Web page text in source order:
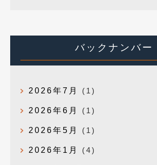
バックナンバー
2026年7月 (1)
2026年6月 (1)
2026年5月 (1)
2026年1月 (4)